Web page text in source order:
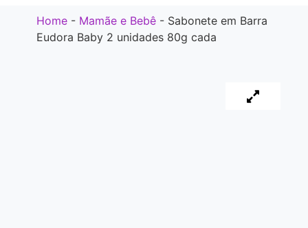
Home- Mamãe e Bebê- Sabonete em Barra
Eudora Baby 2 unidades 80g cada